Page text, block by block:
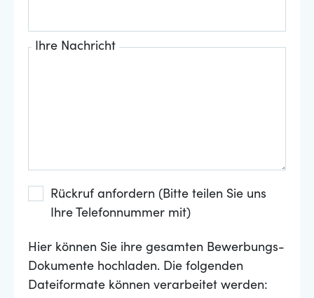
Ihre Nachricht
Rückruf anfordern (Bitte teilen Sie uns
Ihre Telefonnummer mit)
Hier können Sie ihre gesamten Bewerbungs-
Dokumente hochladen. Die folgenden
Dateiformate können verarbeitet werden: